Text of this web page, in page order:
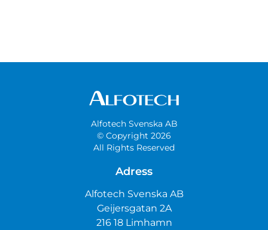
Alfotech Svenska AB
© Copyright 2026
All Rights Reserved
Adress
Alfotech Svenska AB
Geijersgatan 2A
216 18 Limhamn